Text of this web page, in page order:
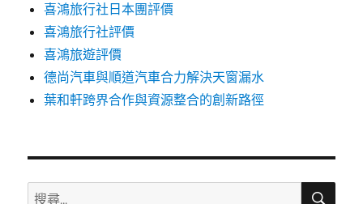
喜鴻旅行社日本團評價
喜鴻旅行社評價
喜鴻旅遊評價
德尚汽車與順道汽車合力解決天窗漏水
葉和軒跨界合作與資源整合的創新路徑
搜
搜